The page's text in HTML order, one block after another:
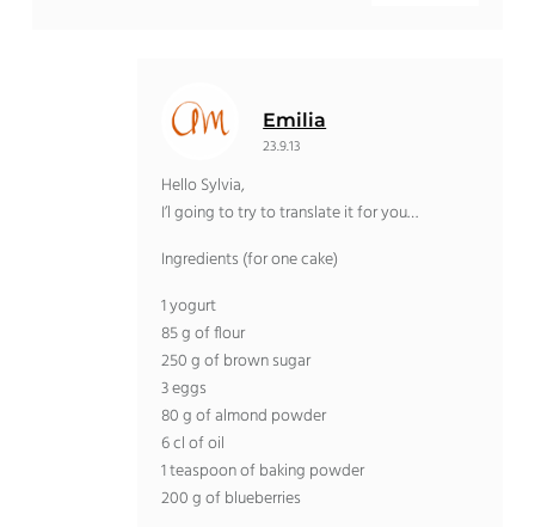
Emilia
23.9.13
Hello Sylvia,
I’l going to try to translate it for you…
Ingredients (for one cake)
1yogurt
85g of flour
250g of brown sugar
3eggs
80g of almond powder
6cl of oil
1teaspoon of baking powder
200g of blueberries